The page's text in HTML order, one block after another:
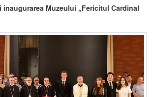
inaugurarea Muzeului „Fericitul Cardinal